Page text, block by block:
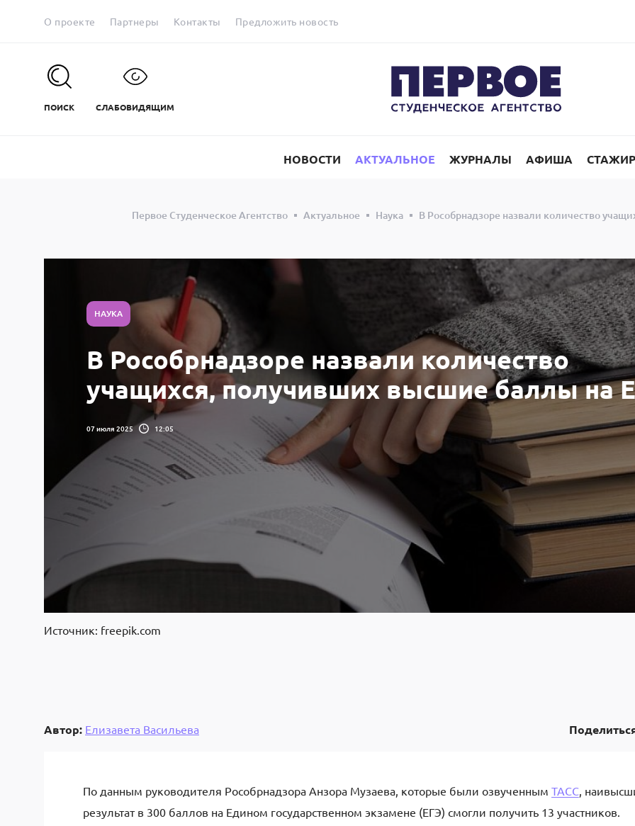
О проекте Партнеры Контакты Предложить новость
ПОИСК СЛАБОВИДЯЩИМ
НОВОСТИ АКТУАЛЬНОЕ ЖУРНАЛЫ АФИША
Первое Студенческое Агентство Актуальное Наука В Рособрнадзоре назвали количество
НАУКА
В Рособрнадзоре назвали количество
учащихся, получивших высшие баллы на
07 июля 2025 12:05
Источник: freepik.com
Автор: Елизавета Васильева
По данным руководителя Рособрнадзора Анзора Музаева, которые были озвученным ТАСС,
результат в 300 баллов на Едином государственном экзамене (ЕГЭ) смогли получить 13 участников.